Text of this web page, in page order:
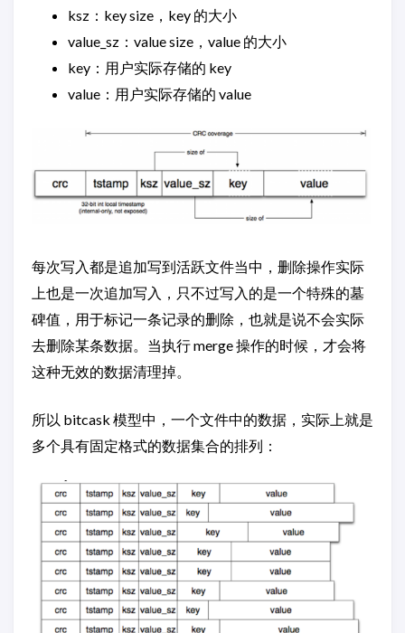
ksz：key size，key 的大小
value_sz：value size，value 的大小
key：用户实际存储的 key
value：用户实际存储的 value
每次写入都是追加写到活跃文件当中，删除操作实际
上也是一次追加写入，只不过写入的是一个特殊的墓
碑值，用于标记一条记录的删除，也就是说不会实际
去删除某条数据。当执行 merge 操作的时候，才会将
这种无效的数据清理掉。
所以 bitcask 模型中，一个文件中的数据，实际上就是
多个具有固定格式的数据集合的排列：